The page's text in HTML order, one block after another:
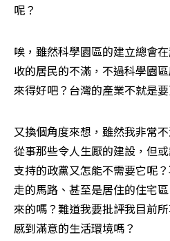
呢？
唉，雖然科學園區的建立總會
收的居民的不滿，不過科學園
來得好吧？台灣的產業不就是
又換個角度來想，雖然我非常
從事那些令人生厭的建設，但
支持的政黨又怎能不需要它呢
走的馬路、甚至是居住的住宅
來的嗎？難道我要批評我目前
感到滿意的生活環境嗎？